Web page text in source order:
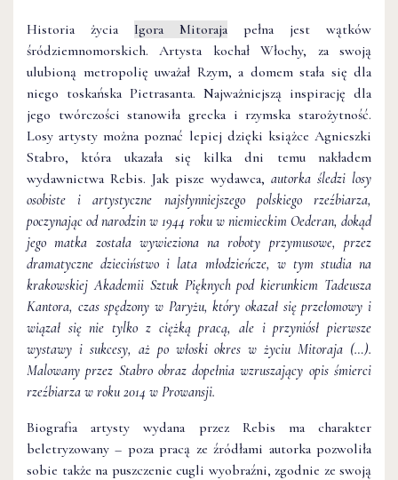
Historia życia Igora Mitoraja pełna jest wątków
śródziemnomorskich. Artysta kochał Włochy, za swoją
ulubioną metropolię uważał Rzym, a domem stała się dla
niego toskańska Pietrasanta. Najważniejszą inspirację dla
jego twórczości stanowiła grecka i rzymska starożytność.
Losy artysty można poznać lepiej dzięki książce Agnieszki
Stabro, która ukazała się kilka dni temu nakładem
wydawnictwa Rebis. Jak pisze wydawca, autorka śledzi losy
osobiste i artystyczne najsłynniejszego polskiego rzeźbiarza,
poczynając od narodzin w 1944 roku w niemieckim Oederan, dokąd
jego matka została wywieziona na roboty przymusowe, przez
dramatyczne dzieciństwo i lata młodzieńcze, w tym studia na
krakowskiej Akademii Sztuk Pięknych pod kierunkiem Tadeusza
Kantora, czas spędzony w Paryżu, który okazał się przełomowy i
wiązał się nie tylko z ciężką pracą, ale i przyniósł pierwsze
wystawy i sukcesy, aż po włoski okres w życiu Mitoraja (…).
Malowany przez Stabro obraz dopełnia wzruszający opis śmierci
rzeźbiarza w roku 2014 w Prowansji.
Biografia artysty wydana przez Rebis ma charakter
beletryzowany – poza pracą ze źródłami autorka pozwoliła
sobie także na puszczenie cugli wyobraźni, zgodnie ze swoją